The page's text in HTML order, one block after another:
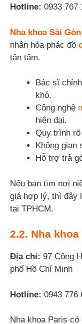
Hotline: 0933 767
Nha khoa Sài
nhân hóa phác đồ
tận tâm.
Bác sĩ
khó.
Công nghệ
hiện đại.
Quy trình rõ
Không gian
Hỗ trợ trả
Nếu bạn tìm nơi
giá hợp lý, thì đây
tại TPHCM.
2.2. Nha khoa
Địa chỉ: 97 Cộng
phố Hồ Chí Minh
Hotline: 0943 776
Nha khoa Paris